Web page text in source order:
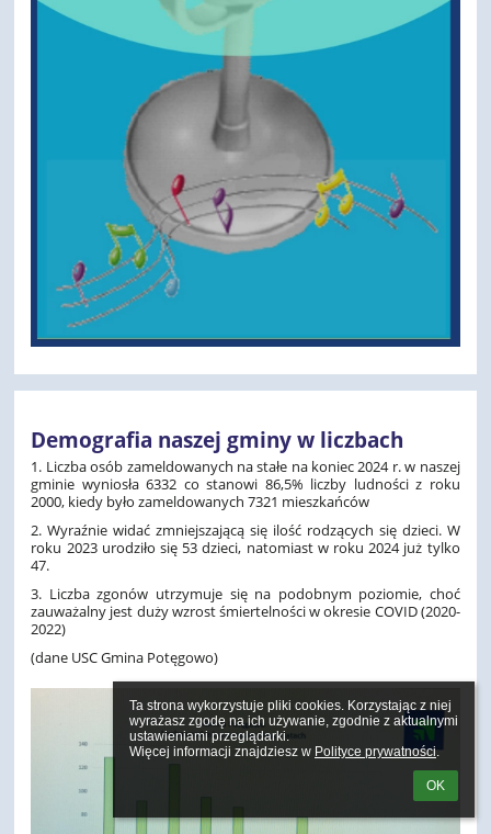
Ta strona wykorzystuje pliki cookies. Korzystając z niej
wyrażasz zgodę na ich używanie, zgodnie z aktualnymi
ustawieniami przeglądarki.
Więcej informacji znajdziesz w Polityce prywatności.
OK
Demografia naszej gminy w liczbach
1. Liczba osób zameldowanych na stałe na koniec 2024 r. w naszej
gminie wyniosła 6332 co stanowi 86,5% liczby ludności z roku
2000, kiedy było zameldowanych 7321 mieszkańców
2. Wyraźnie widać zmniejszającą się ilość rodzących się dzieci. W
roku 2023 urodziło się 53 dzieci, natomiast w roku 2024 już tylko
47.
3. Liczba zgonów utrzymuje się na podobnym poziomie, choć
zauważalny jest duży wzrost śmiertelności w okresie COVID (2020-
2022)
(dane USC Gmina Potęgowo)